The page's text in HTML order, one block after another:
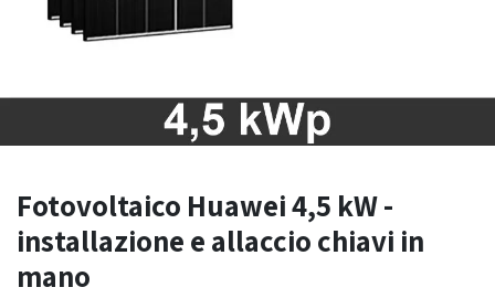
Fotovoltaico Huawei 4,5 kW -
installazione e allaccio chiavi in
mano